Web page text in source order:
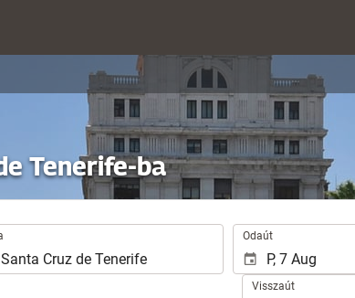
Tenerife-ba
Odaút
Visszaút